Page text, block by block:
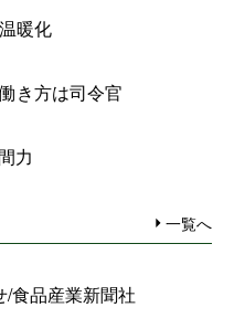
暖化
き方は司令官
力
一覧へ
/食品産業新聞社